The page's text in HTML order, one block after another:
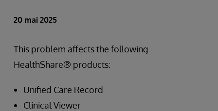
20 mai 2025
This problem affects the following
HealthShare® products:
Unified Care Record
Clinical Viewer